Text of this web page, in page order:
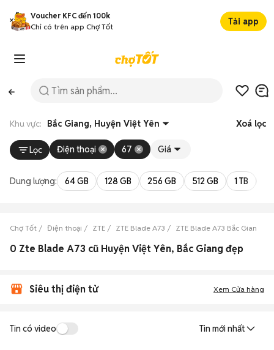
Voucher KFC đến 100k
Chỉ có trên app Chợ Tốt
Tải app
Khu vực: Bắc Giang, Huyện Việt Yên Xoá lọc
Lọc Điện thoại 67 Giá
Dung lượng: 64 GB 128 GB 256 GB 512 GB 1 TB
Chợ Tốt Điện thoại ZTE ZTE Blade A73 ZTE Blade A73 Bắc Giang
0 Zte Blade A73 cũ Huyện Việt Yên, Bắc Giang đẹp
Siêu thị điện tử Xem Cửa hàng
Tin có video Tin mới nhất